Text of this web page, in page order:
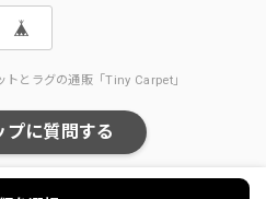
とラグの通販「Tiny Carpet」
プに質問する